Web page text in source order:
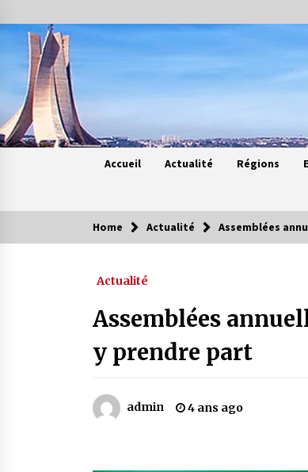
to
content
Accueil Actualité Régions
Contes de chez nous
4 ans ago
Mythes et croyances /
des montagnards
Home Actualité Assemblées
Actualité
Assemblées
y prendre part
admin 4 ans ago